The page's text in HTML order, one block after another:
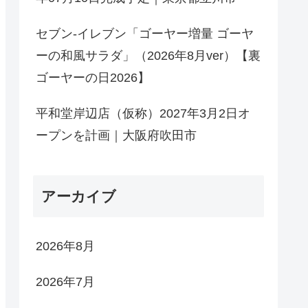
セブン-イレブン「ゴーヤー増量 ゴーヤ
ーの和風サラダ」（2026年8月ver）【裏
ゴーヤーの日2026】
平和堂岸辺店（仮称）2027年3月2日オ
ープンを計画｜大阪府吹田市
アーカイブ
2026年8月
2026年7月